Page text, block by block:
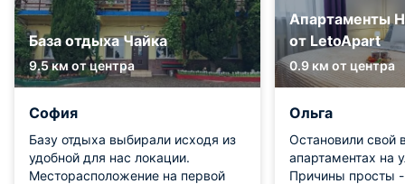
База отдыха Чайка
9.5 км от центра
София
Базу отдыха выбирали исходя из
удобной для нас локации.
Месторасположение на первой
Апартаменты
от LetoApart
0.9 км от центра
Ольга
Остановили свой
апартаментах на
Причины просты -